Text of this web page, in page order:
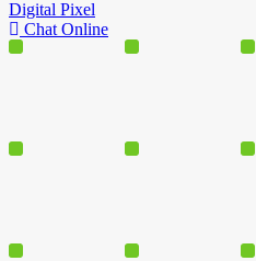
Digital Pixel
Chat Online